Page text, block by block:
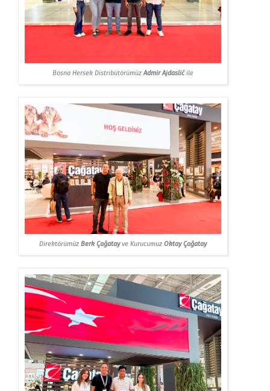
Bosna Hersek DistribütörümüzAdmir Ajdaslićile
Direktörümüz Berk Çağatayve Kurucumuz Oktay Çağatay